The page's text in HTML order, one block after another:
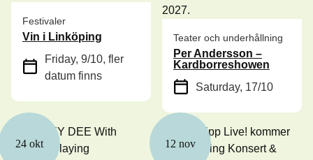
Festivaler
Vin i Linköping
Friday, 9/10, fler
datum finns
Teater och underhållning
Per Andersson –
Kardborreshowen
Saturday, 17/10
24 okt 12 nov